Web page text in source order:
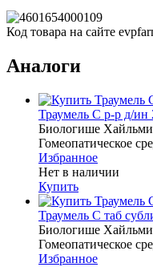
Код товара на сайте
Аналоги
Траумель С р-р д/
Биологише
Гомеопатическое
Избранное
Нет в наличии
Купить
Траумель С таб
Биологише
Гомеопатическое
Избранное